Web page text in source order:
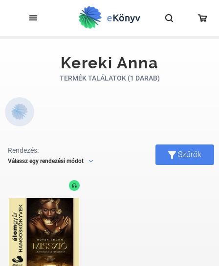
Kereki Anna
TERMÉK TALÁLATOK (1 DARAB)
Rendezés:
Válassz egy rendezési módot
Szűrők